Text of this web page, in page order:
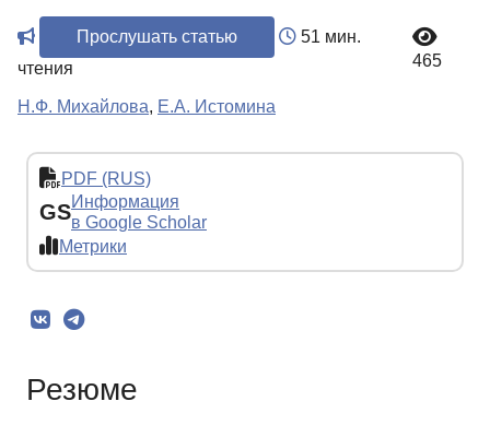
Прослушать статью
51 мин.
чтения
465
Н.Ф. Михайлова, Е.А. Истомина
PDF (RUS)
GSИнформация
в Google Scholar
Метрики
Резюме